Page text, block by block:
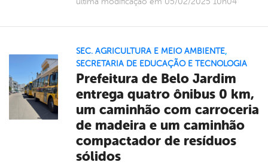
SEC. AGRICULTURA E MEIO AMBIENTE,
SECRETARIA DE EDUCAÇÃO E TECNOLOGIA
Prefeitura de Belo Jardim
entrega quatro ônibus 0 km,
um caminhão com carroceria
de madeira e um caminhão
compactador de resíduos
sólidos